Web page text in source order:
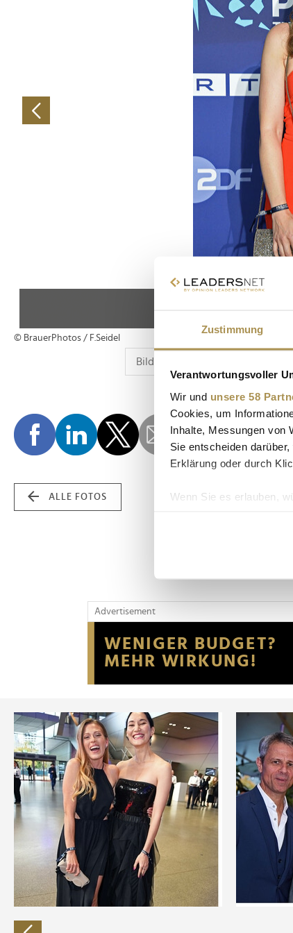
Zustimmung
Verantwortungsvoller
Wir und unsere 58
Cookies, um
Inhalte, Messungen von
Sie entscheiden
Erklärung oder durch
Wenn Sie es erlauben,
Erfahren Sie mehr
Wir verwenden Cookies,
Website an unsere
möglicherweise mit
der Dienste gesammelt
© BrauerPhotos / F.Seidel
ALLE FOTOS
Advertisement